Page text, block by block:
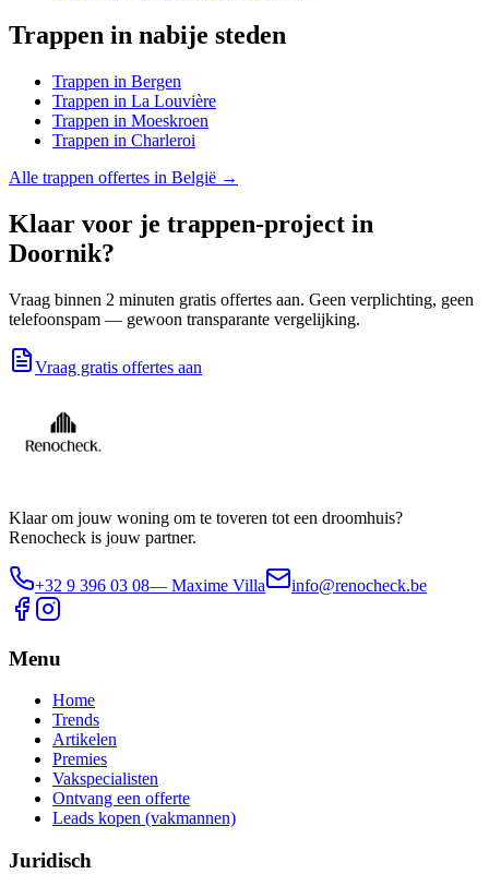
Trappen in nabije steden
Trappen in Bergen
Trappen in La Louvière
Trappen in Moeskroen
Trappen in Charleroi
Alle trappen offertes in België →
Klaar voor je trappen-project in
Doornik?
Vraag binnen 2 minuten gratis offertes aan. Geen verplichting, geen
telefoonspam — gewoon transparante vergelijking.
Vraag gratis offertes aan
Klaar om jouw woning om te toveren tot een droomhuis?
Renocheck is jouw partner.
+32 9 396 03 08— Maxime Villa info@renocheck.be
Menu
Home
Trends
Artikelen
Premies
Vakspecialisten
Ontvang een offerte
Leads kopen (vakmannen)
Juridisch